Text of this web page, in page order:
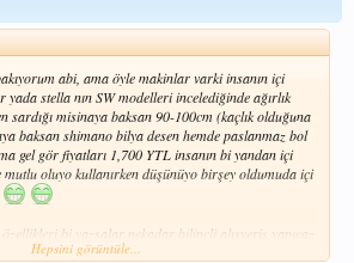
abi, ama öyle makinlar varki insanın içi
stella nın SW modelleri incelediğinde ağırlık
sardığı misinaya baksan 90-100cm (kaçlık olduğuna
baksan shimano bilya desen hemde paslanmaz bol
gel gör fiyatları 1,700 YTL insanın bi yandan içi
mutlu oluyo kullanırken düşünüyo birşey oldumuda içi
bi yazsalar nekadar bilinçli alışveriş yapıcaz
için bile olsa birilerine satsam diye böyle bir
Hepsini görüntüle...